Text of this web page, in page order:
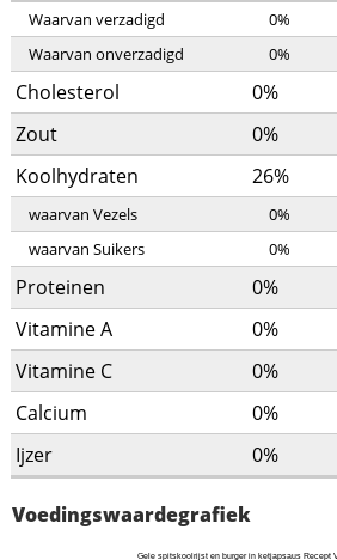
Waarvan verzadigd 0%
Waarvan onverzadigd
0%
Cholesterol 0%
Zout
0%
Koolhydraten
26%
waarvan Vezels 0%
waarvan Suikers
0%
Proteinen 0%
Vitamine A
0%
Vitamine C
0%
Calcium
0%
Ijzer
0%
Voedingswaardegrafiek